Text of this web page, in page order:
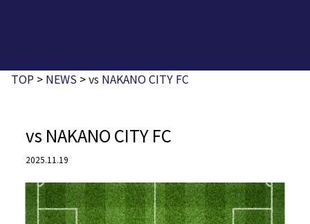
TOP > NEWS >vs NAKANO CITY FC
vs NAKANO CITY FC
2025.11.19